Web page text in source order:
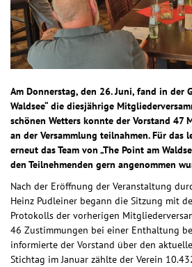
Am Donnerstag, den 26. Juni, fand in der
Waldsee“ die diesjährige
schönen Wetters konnte der Vorstand 47
an der Versammlung teilnahmen. Für das
erneut das Team von „The Point am
den Teilnehmenden gern angenommen
Nach der Eröffnung der Veranstaltung
Heinz Pudleiner begann die Sitzung mit
Protokolls der vorherigen
46 Zustimmungen bei einer Enthaltung
informierte der Vorstand über den
Stichtag im Januar zählte der Verein